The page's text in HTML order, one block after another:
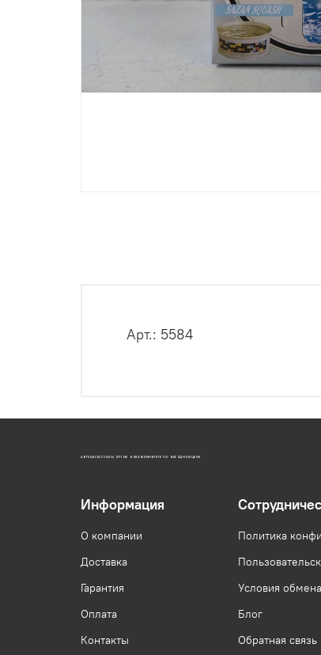
Арт.: 5584
АВТОАКСЕССУАРЫ ОПТОМ В ЕКАТЕРИНБУРГЕ ПО ВЫГОДНОЙ ЦЕНЕ
Информация
О компании
Доставка
Гарантия
Оплата
Контакты
Политика
Условия
Блог
Обратная связь